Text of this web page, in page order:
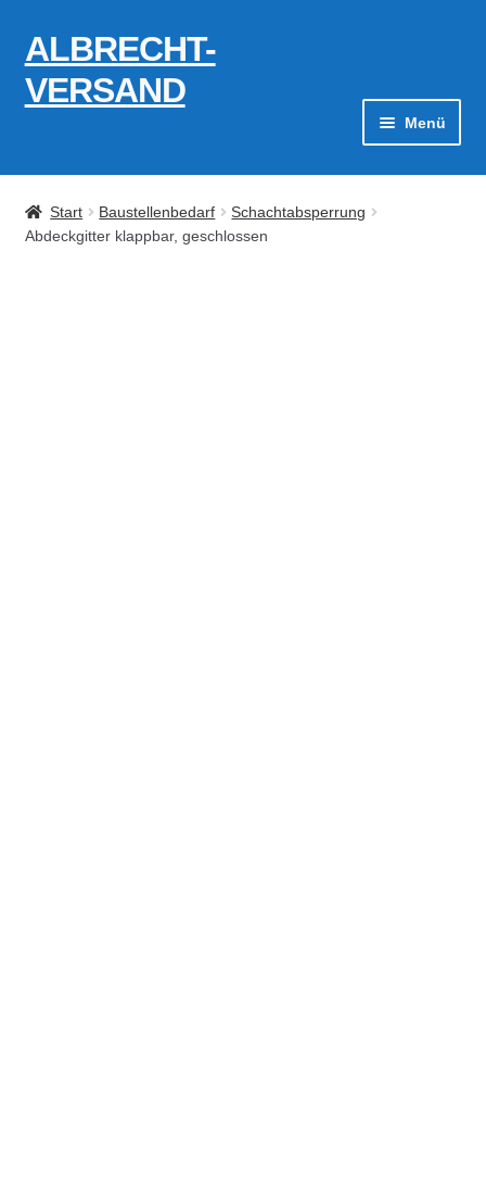
Zur
Navigation
springen
Zum
Inhalt
springen
ALBRECHT-
VERSAND
Menü
Zahlungsarten
AGB
Start Baustellenbedarf
Schachtabsperrung
Abdeckgitter klappbar, geschlossen